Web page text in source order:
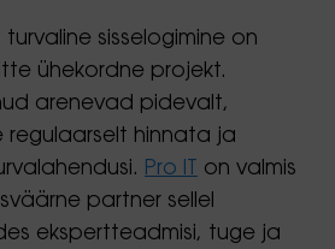
sisselogimine on
ühekordne projekt.
arenevad pidevalt,
regulaarselt hinnata ja
Pro IT
on valmis
partner sellel
ekspertteadmisi, tuge ja